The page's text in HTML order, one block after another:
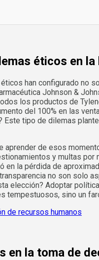
éticos en
han configurado no
Johnson &
los productos de
del 100% en las
tipo de dilemas
aprender de esos
y multas
en la pérdida de
no son solo
elección? Adoptar
tempestuosos, sino un
en la toma de